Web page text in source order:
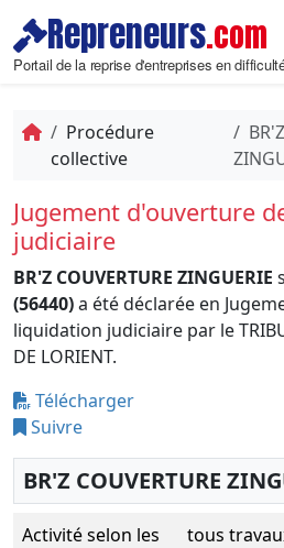
Repreneurs.com
Portail de la reprise d'entreprises en
Procédure
collective
Jugement d'ouverture
judiciaire
BR'Z COUVERTURE ZINGUERIE
(56440)a été déclarée en
liquidation judiciaire par le
DE LORIENT.
Télécharger
Suivre
BR'Z COUVERTURE
Activité selon les
tous